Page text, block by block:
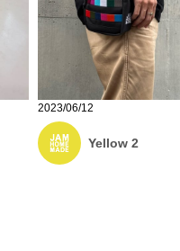
2023/06/12
Yellow 2